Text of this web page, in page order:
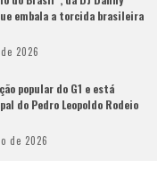
embala a torcida brasileira
2026
popular do G1 e está
do Pedro Leopoldo Rodeio
de 2026